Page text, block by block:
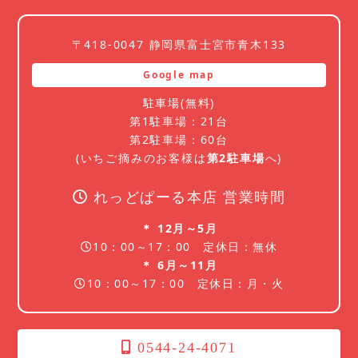
〒418-0047 静岡県富士宮市青木133
Google map
駐車場(無料)
第1駐車場：21台
第2駐車場：60台
(いちご摘みのお客様は第2駐車場へ)
れっどぱーる本店 営業時間
＊ 12月～5月
10：00～17：00 定休日：無休
＊ 6月～11月
10：00～17：00 定休日：月・火
0544-24-4071